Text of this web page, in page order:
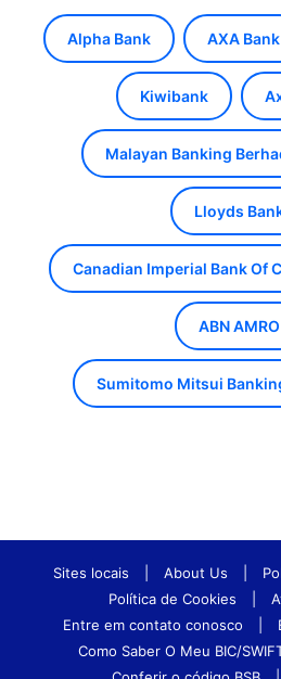
Alpha Bank AXA Bank
Kiwibank
Malayan Banking
Lloyds
Canadian Imperial Bank Of
ABN AMRO
Sumitomo Mitsui
Sites locais About Us
Política de Cookies
Entre em contato conosco
Como Saber O Meu BIC/